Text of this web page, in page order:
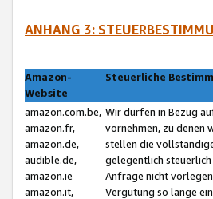
ANHANG 3:
Amazon-
Website
Steuerliche
amazon.com.be,
amazon.fr,
amazon.de,
audible.de,
amazon.ie
amazon.it,
Wir dürfen in Bezug
vornehmen, zu denen
stellen die
gelegentlich
Anfrage nicht
Vergütung so lange